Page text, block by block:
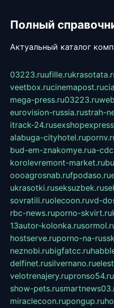
Полный
Актуальный каталог
03223.ruufille.ru
veetbox.rucinemapost.ru
mega-press.ru03223.ru
eurovision-russia.rustrah-
itrack-24.ru
alabuga-cityhotel.ru
bud-em-znakomye.rua-
korolevremont-market.ru
oooagrosnab.rufpodaso.ru
ukrasotki.ruseksuzbek.ru
sovratili.ruolecoon.ruvd-
rbc-news.ruporno-skvirt.ru
13autor-kolonka.ru
hostserve.ruporno-na-
neznobi.rubigfatcc.ru
delfinet.rusilvernano.ru
velotrenajery.rupronso54.ru
show-pets.ru
miraclecoon.rupongup.ru